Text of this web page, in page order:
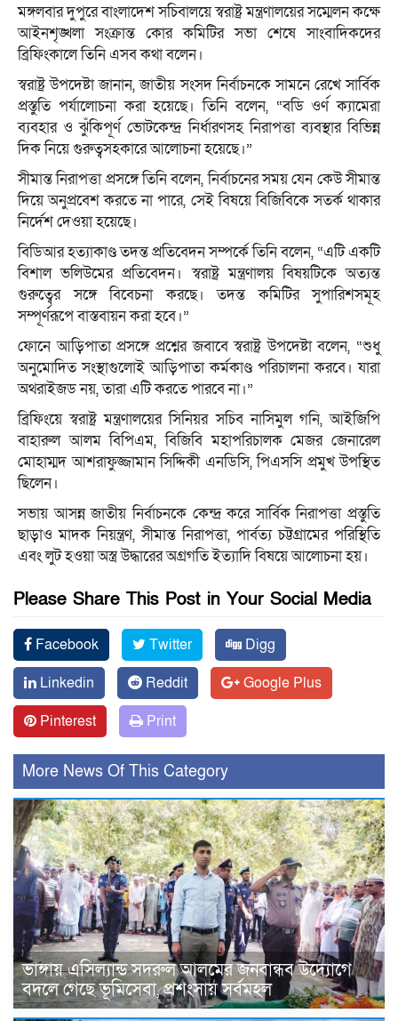
মঙ্গলবার দুপুরে বাংলাদেশ সচিবালয়ে স্বরাষ্ট্র মন্ত্রণালয়ের সম্মেলন কক্ষে
আইনশৃঙ্খলা সংক্রান্ত কোর কমিটির সভা শেষে সাংবাদিকদের
ব্রিফিংকালে তিনি এসব কথা বলেন।
স্বরাষ্ট্র উপদেষ্টা জানান, জাতীয় সংসদ নির্বাচনকে সামনে রেখে সার্বিক
প্রস্তুতি পর্যালোচনা করা হয়েছে। তিনি বলেন, “বডি ওর্ণ ক্যামেরা
ব্যবহার ও ঝুঁকিপূর্ণ ভোটকেন্দ্র নির্ধারণসহ নিরাপত্তা ব্যবস্থার বিভিন্ন
দিক নিয়ে গুরুত্বসহকারে আলোচনা হয়েছে।”
সীমান্ত নিরাপত্তা প্রসঙ্গে তিনি বলেন, নির্বাচনের সময় যেন কেউ সীমান্ত
দিয়ে অনুপ্রবেশ করতে না পারে, সেই বিষয়ে বিজিবিকে সতর্ক থাকার
নির্দেশ দেওয়া হয়েছে।
বিডিআর হত্যাকাণ্ড তদন্ত প্রতিবেদন সম্পর্কে তিনি বলেন, “এটি একটি
বিশাল ভলিউমের প্রতিবেদন। স্বরাষ্ট্র মন্ত্রণালয় বিষয়টিকে অত্যন্ত
গুরুত্বের সঙ্গে বিবেচনা করছে। তদন্ত কমিটির সুপারিশসমূহ
সম্পূর্ণরূপে বাস্তবায়ন করা হবে।”
ফোনে আড়িপাতা প্রসঙ্গে প্রশ্নের জবাবে স্বরাষ্ট্র উপদেষ্টা বলেন, “শুধু
অনুমোদিত সংস্থাগুলোই আড়িপাতা কর্মকাণ্ড পরিচালনা করবে। যারা
অথরাইজড নয়, তারা এটি করতে পারবে না।”
ব্রিফিংয়ে স্বরাষ্ট্র মন্ত্রণালয়ের সিনিয়র সচিব নাসিমুল গনি, আইজিপি
বাহারুল আলম বিপিএম, বিজিবি মহাপরিচালক মেজর জেনারেল
মোহাম্মদ আশরাফুজ্জামান সিদ্দিকী এনডিসি, পিএসসি প্রমুখ উপস্থিত
ছিলেন।
সভায় আসন্ন জাতীয় নির্বাচনকে কেন্দ্র করে সার্বিক নিরাপত্তা প্রস্তুতি
ছাড়াও মাদক নিয়ন্ত্রণ, সীমান্ত নিরাপত্তা, পার্বত্য চট্টগ্রামের পরিস্থিতি
এবং লুট হওয়া অস্ত্র উদ্ধারের অগ্রগতি ইত্যাদি বিষয়ে আলোচনা হয়।
Please Share This Post in Your Social Media
Facebook Twitter
Digg
Linkedin
Reddit
Google Plus
Pinterest
Print
More News Of This Category
ভাঙ্গায় এসিল্যান্ড সদরুল আলমের জনবান্ধব উদ্যোগে
বদলে গেছে ভূমিসেবা, প্রশংসায় সর্বমহল